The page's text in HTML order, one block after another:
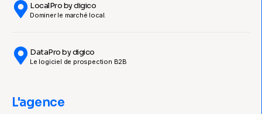
LocalPro by digico
Dominer le marché local.
DataPro by digico
Le logiciel de prospection B2B
L'agence